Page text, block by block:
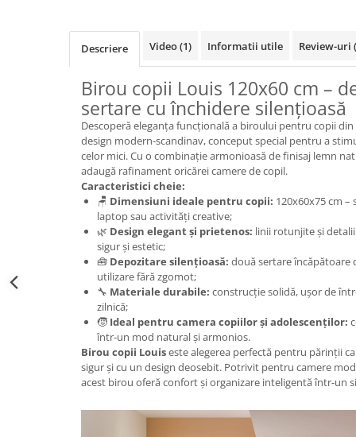
Descriere Video(1) Informatii utile Review-uri
Birou copii Louis 120x60 cm –
sertare cu închidere silențioasă
Descoperă eleganța funcțională a biroului pentru copii din
design modern-scandinav, conceput special pentru a
celor mici. Cu o combinație armonioasă de finisaj lemn
adaugă rafinament oricărei camere de copil.
Caracteristici cheie:
🪑 Dimensiuni ideale pentru copii: 120x60x75 cm
laptop sau activități creative;
🌿 Design elegant și prietenos: linii rotunjite și
sigur și estetic;
🧰 Depozitare silențioasă: două sertare încăpătoare
utilizare fără zgomot;
🔧 Materiale durabile: construcție solidă, ușor de
zilnică;
🧒 Ideal pentru camera copiilor și adolescenților:
într-un mod natural și armonios.
Birou copii Louiseste alegerea perfectă pentru părinții
sigur și cu un design deosebit. Potrivit pentru camere
acest birou oferă confort și organizare inteligentă într-un